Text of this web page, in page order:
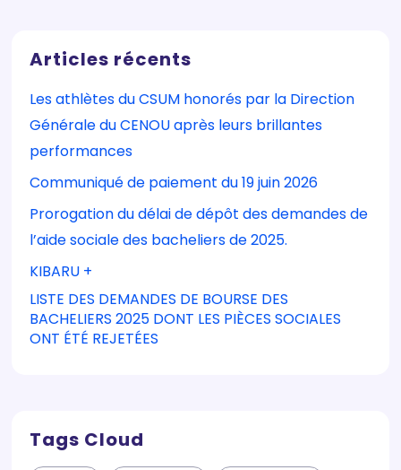
Articles récents
Les athlètes du CSUM honorés par la Direction
Générale du CENOU après leurs brillantes
performances
Communiqué de paiement du 19 juin 2026
Prorogation du délai de dépôt des demandes de
l’aide sociale des bacheliers de 2025.
KIBARU +
LISTE DES DEMANDES DE BOURSE DES
BACHELIERS 2025 DONT LES PIÈCES SOCIALES
ONT ÉTÉ REJETÉES
Tags Cloud